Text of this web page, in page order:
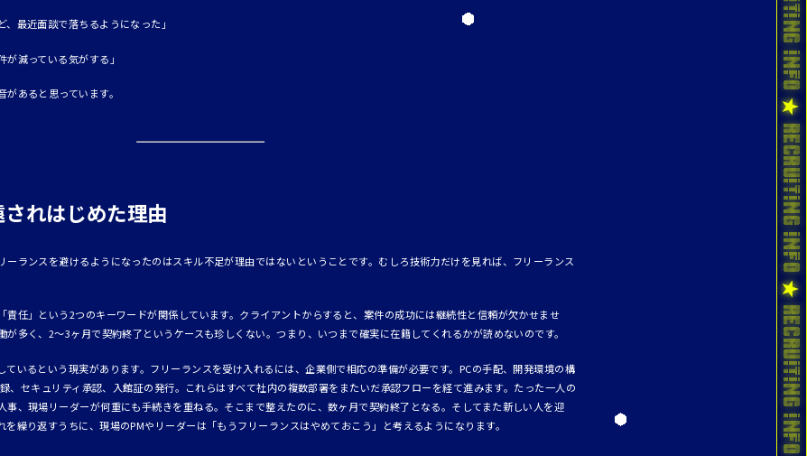
、最近面談で落ちるようになった」
が減っている気がする」
あると思っています。
れはじめた理由
ーランスを避けるようになったのはスキル不足が理由ではないということです。むしろ技術力だけを見れば、フリーランス
責任」という2つのキーワードが関係しています。クライアントからすると、案件の成功には継続性と信頼が欠かせませ
多く、2〜3ヶ月で契約終了というケースも珍しくない。つまり、いつまで確実に在籍してくれるかが読めないのです。
ているという現実があります。フリーランスを受け入れるには、企業側で相応の準備が必要です。PCの手配、開発環境の構
、セキュリティ承認、入館証の発行。これらはすべて社内の複数部署をまたいだ承認フローを経て進みます。たった一人の
事、現場リーダーが何重にも手続きを重ねる。そこまで整えたのに、数ヶ月で契約終了となる。そしてまた新しい人を迎
繰り返すうちに、現場のPMやリーダーは「もうフリーランスはやめておこう」と考えるようになります。